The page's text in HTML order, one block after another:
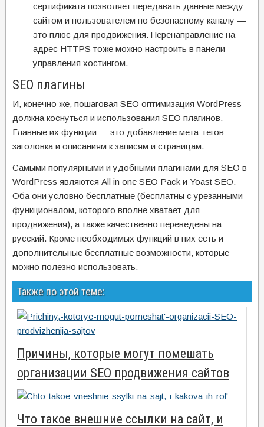
сертификата позволяет передавать данные между
сайтом и пользователем по безопасному каналу —
это плюс для продвижения. Перенаправление на
адрес HTTPS тоже можно настроить в панели
управления хостингом.
SEO плагины
И, конечно же, пошаговая SEO оптимизация WordPress
должна коснуться и использования SEO плагинов.
Главные их функции — это добавление мета-тегов
заголовка и описаниям к записям и страницам.
Самыми популярными и удобными плагинами для SEO в
WordPress являются All in one SEO Pack и Yoast SEO.
Оба они условно бесплатные (бесплатны с урезанными
функционалом, которого вполне хватает для
продвижения), а также качественно переведены на
русский. Кроме необходимых функций в них есть и
дополнительные бесплатные возможности, которые
можно полезно использовать.
Также по этой теме:
Причины, которые могут помешать
организации SEO продвижения сайтов
Что такое внешние ссылки на сайт, и